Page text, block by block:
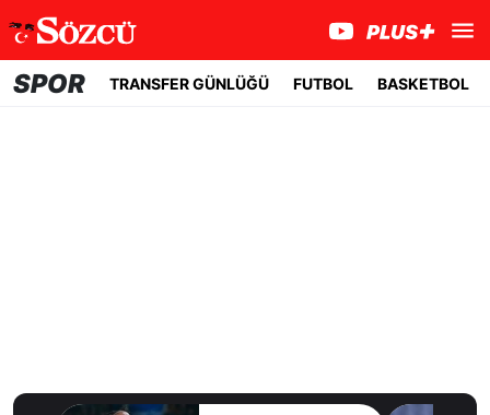
SPOR TRANSFER GÜNLÜĞÜ FUTBOL BASKETBOL